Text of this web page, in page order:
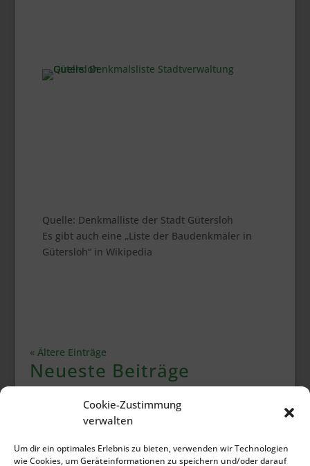
Cookie-Zustimmung
verwalten
Um dir ein optimales Erlebnis zu bieten, verwenden wir Technologien
wie Cookies, um Geräteinformationen zu speichern und/oder darauf
Quelle: Denkmalliste der Stadt Gütersloh
Es gibt auch eine „Liste der Baudenkmäler in
Gütersloh“ in Wikipedia
« Ältere Einträge
Neueste Beiträge
Galerie Bürgerbrunch 2026
Bürgerversammlung Juni 2026